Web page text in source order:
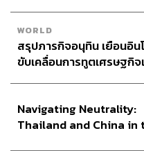
WORLD
สรุปภารกิจอนุทิน เยือนอิน
ขับเคลื่อนการทูตเศรษฐกิจ
Navigating Neutrality:
Thailand and China in